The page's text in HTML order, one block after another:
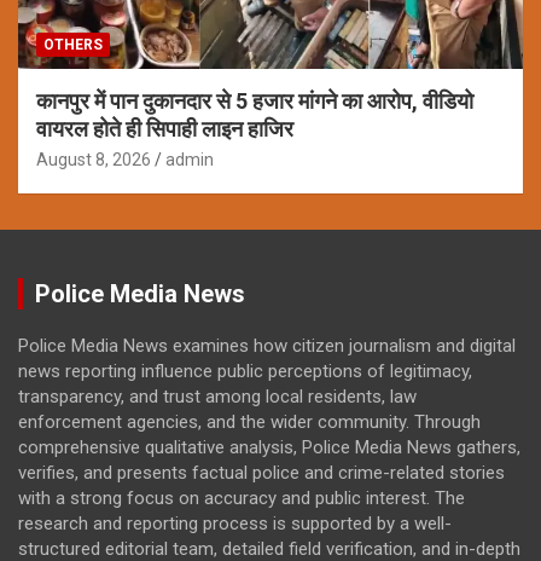
OTHERS
कानपुर में पान दुकानदार से 5 हजार मांगने का आरोप, वीडियो
वायरल होते ही सिपाही लाइन हाजिर
August 8, 2026 admin
Police Media News
Police Media News examines how citizen journalism and digital
news reporting influence public perceptions of legitimacy,
transparency, and trust among local residents, law
enforcement agencies, and the wider community. Through
comprehensive qualitative analysis, Police Media News gathers,
verifies, and presents factual police and crime-related stories
with a strong focus on accuracy and public interest. The
research and reporting process is supported by a well-
structured editorial team, detailed field verification, and in-depth